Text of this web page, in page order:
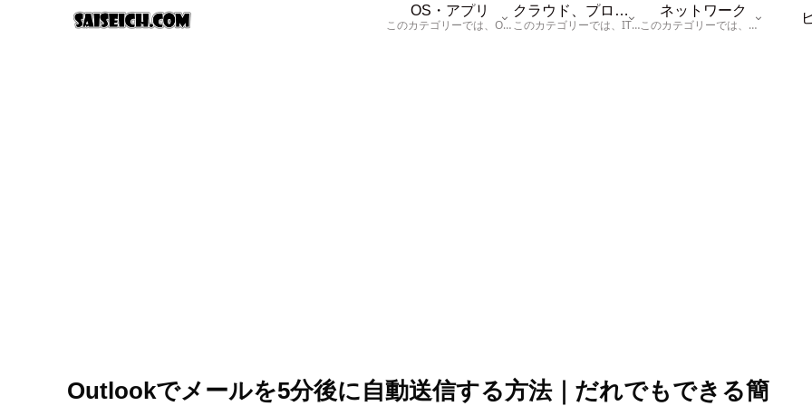
OS・アプリ
このカテゴリーでは、OSに関する情報を記載しています。
クラウド、プログラム
このカテゴリーでは、ITに関する基本的な情報として「ハードウェア、「サーバー」、「データベース、「ネットワーク」、「セキュリティ」、「プログラム」に関する情報を記載しています。
ネットワーク
このカテゴリーでは、「ネットワーク」に関する情報を記載しています。
Outlookでメールを5分後に自動送信する方法｜だれでもできる簡